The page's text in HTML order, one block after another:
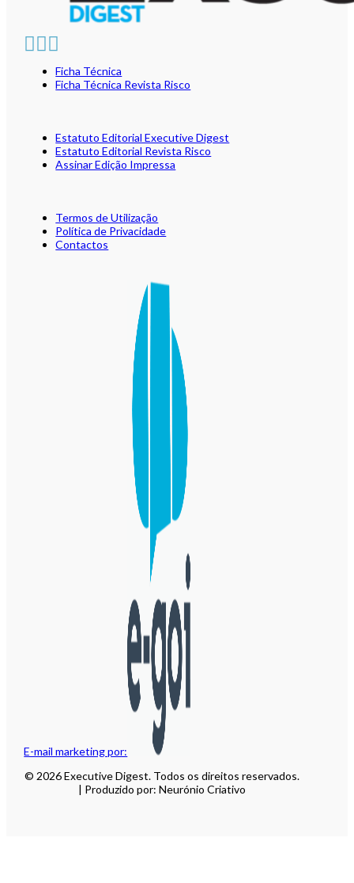
E-mail marketing por:
Ficha Técnica
Ficha Técnica Revista Risco
Estatuto Editorial Executive Digest
Estatuto Editorial Revista Risco
Assinar Edição Impressa
Termos de Utilização
Política de Privacidade
Contactos
© 2026 Executive Digest. Todos os direitos reservados.
| Produzido por: Neurónio Criativo